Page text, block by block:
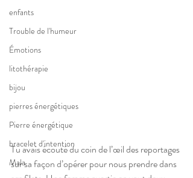
enfants
Trouble de l'humeur
Émotions
litothérapie
bijou
pierres énergétiques
Pierre énergétique
bracelet d'intention
Mala
Tu avais écouté du coin de l’œil des reportages
sur sa façon d’opérer pour nous prendre dans